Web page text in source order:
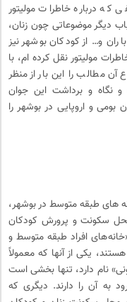
که درباره خاطرات مولیتور
دیگر موضوعاتی چون زنان،
و… از کودکان بوشهر نیز
مولیتور نقل کرده ام، با
آن مطالب را این بار از منظر
نگاه و برداشت این جوان
بومی و اروپایی در بوشهر را
های طبقه متوسط در بوشهر،
محل سکونت و پرورش کودکان
های افراد طبقه متوسط و
یکی از آن­ها که معمولاً
نام دارد، تنها بخشی است
به آن را دارند. دیگری که